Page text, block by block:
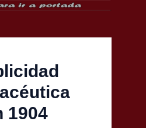
1904